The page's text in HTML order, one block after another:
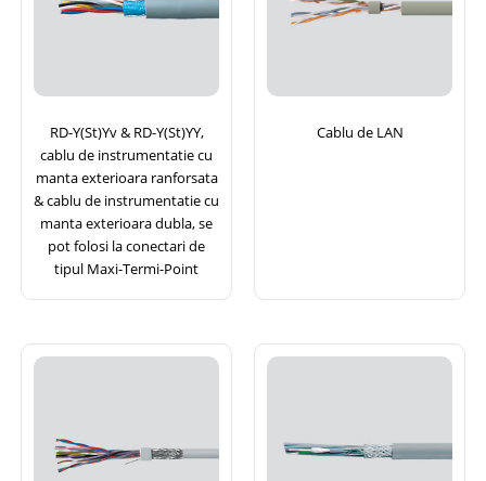
RD-Y(St)Yv & RD-Y(St)YY,
cablu de instrumentatie cu
manta exterioara ranforsata
& cablu de instrumentatie cu
manta exterioara dubla, se
pot folosi la conectari de
tipul Maxi-Termi-Point
Cablu de LAN